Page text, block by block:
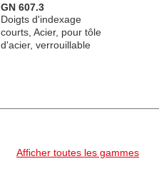
GN 607.3
Doigts d'indexage
courts, Acier, pour tôle
d'acier, verrouillable
Afficher toutes les gammes